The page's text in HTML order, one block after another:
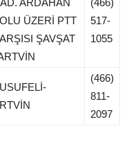
ARDAHAN
ÜZERİ PTT
ŞAVŞAT
(466)
517-
1055
(466)
811-
2097